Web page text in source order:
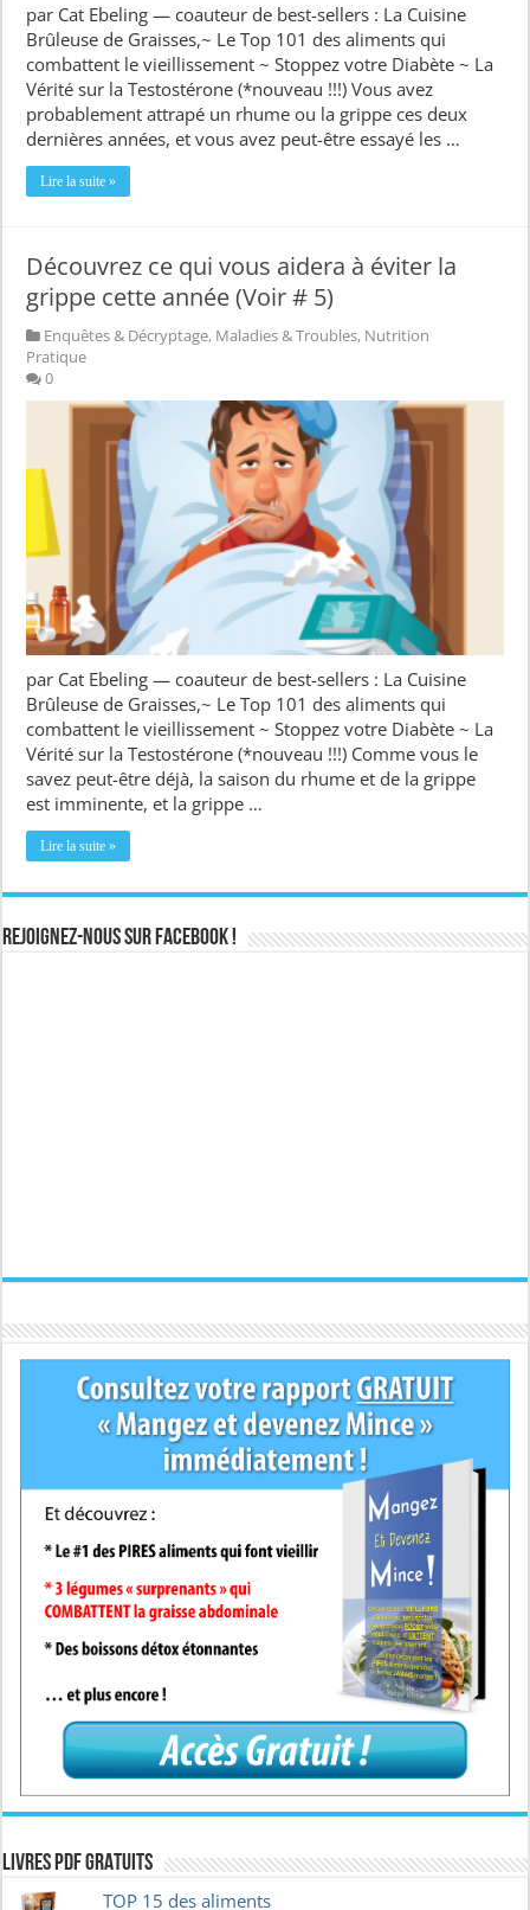
par Cat Ebeling — coauteur de best-sellers : La Cuisine
Brûleuse de Graisses,~ Le Top 101 des aliments qui
combattent le vieillissement ~ Stoppez votre Diabète ~ La
Vérité sur la Testostérone (*nouveau !!!) Vous avez
probablement attrapé un rhume ou la grippe ces deux
dernières années, et vous avez peut-être essayé les …
Lire la suite »
Découvrez ce qui vous aidera à éviter la
grippe cette année (Voir # 5)
Enquêtes & Décryptage, Maladies & Troubles, Nutrition
Pratique
0
par Cat Ebeling — coauteur de best-sellers : La Cuisine
Brûleuse de Graisses,~ Le Top 101 des aliments qui
combattent le vieillissement ~ Stoppez votre Diabète ~ La
Vérité sur la Testostérone (*nouveau !!!) Comme vous le
savez peut-être déjà, la saison du rhume et de la grippe
est imminente, et la grippe …
Lire la suite »
Rejoignez-nous sur Facebook !
Livres pdf GRATUITS
TOP 15 des aliments